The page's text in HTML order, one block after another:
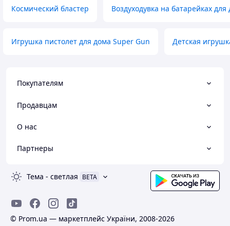
Космический бластер Воздуходувка на батарейках для
Игрушка пистолет для дома Super Gun Детская
Покупателям
Продавцам
О нас
Партнеры
Тема - светлая BETA
© Prom.ua — маркетплейс України, 2008-2026